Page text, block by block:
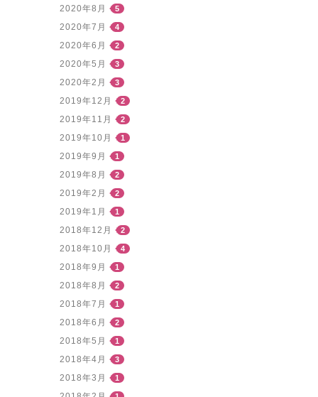
2020年8月 5
2020年7月 4
2020年6月 2
2020年5月 3
2020年2月 3
2019年12月 2
2019年11月 2
2019年10月 1
2019年9月 1
2019年8月 2
2019年2月 2
2019年1月 1
2018年12月 2
2018年10月 4
2018年9月 1
2018年8月 2
2018年7月 1
2018年6月 2
2018年5月 1
2018年4月 3
2018年3月 1